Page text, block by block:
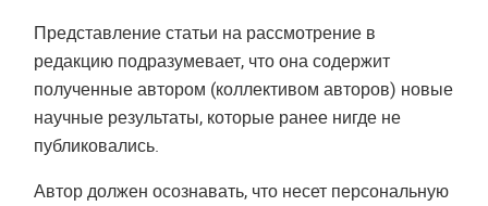
Представление статьи на рассмотрение в
редакцию подразумевает, что она содержит
полученные автором (коллективом авторов) новые
научные результаты, которые ранее нигде не
публиковались.
Автор должен осознавать, что несет персональную